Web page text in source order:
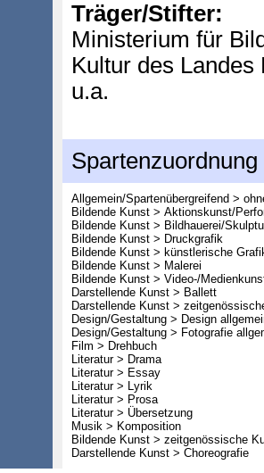
Träger/Stifter:
Ministerium für
Kultur des
u.a.
Spartenzuordnung
Allgemein/Spartenübergreifend >
Bildende Kunst > Aktionskunst/
Bildende Kunst > Bildhauerei/
Bildende Kunst > Druckgrafik
Bildende Kunst > künstlerische
Bildende Kunst > Malerei
Bildende Kunst > Video-/
Darstellende Kunst > Ballett
Darstellende Kunst >
Design/Gestaltung > Design
Design/Gestaltung > Fotografie
Film > Drehbuch
Literatur > Drama
Literatur > Essay
Literatur > Lyrik
Literatur > Prosa
Literatur > Übersetzung
Musik > Komposition
Bildende Kunst > zeitgenössische
Darstellende Kunst > Choreografie